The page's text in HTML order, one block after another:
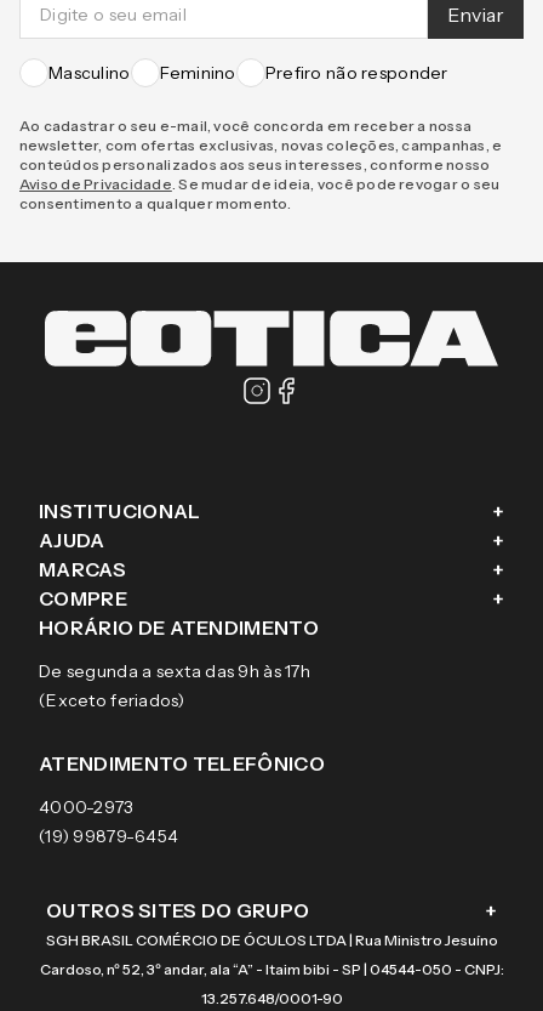
Enviar
Masculino Feminino Prefiro não responder
Ao cadastrar o seu e-mail, você concorda em receber a nossa
newsletter, com ofertas exclusivas, novas coleções, campanhas, e
conteúdos personalizados aos seus interesses, conforme nosso
Aviso de Privacidade . Se mudar de ideia, você pode revogar o seu
consentimento a qualquer momento.
INSTITUCIONAL +
Sobre a eÓtica
Aviso de privacidade
Termos e condições de uso
AJUDA +
Trocas e Devoluções
Pagamentos
Garantias
MARCAS +
Ray-Ban
Tecnol
Arnette
Burberry
COMPRE +
Óculos de sol
Lentes de contato
HORÁRIO DE ATENDIMENTO
De segunda a sexta das 9h às 17h
(Exceto feriados)
ATENDIMENTO TELEFÔNICO
4000-2973
(19) 99879-6454
OUTROS SITES DO GRUPO +
SGH BRASIL COMÉRCIO DE ÓCULOS LTDA | Rua Ministro Jesuíno
Cardoso, nº 52, 3º andar, ala “A” - Itaim bibi - SP | 04544-050 - CNPJ:
13.257.648/0001-90